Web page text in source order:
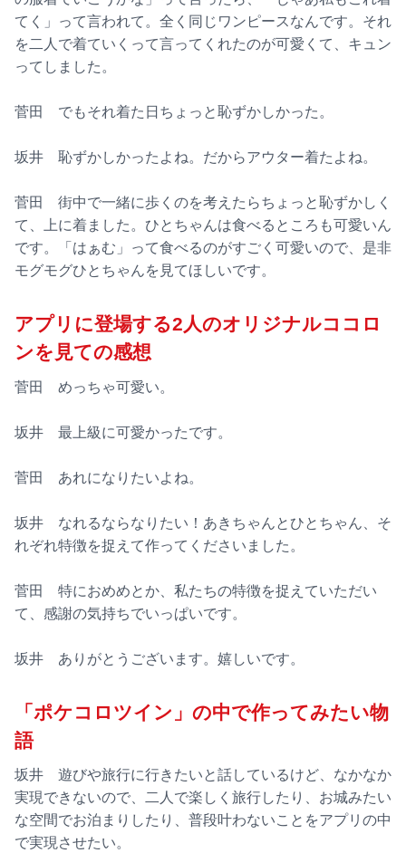
てく」って言われて。全く同じワンピースなんです。それ
を二人で着ていくって言ってくれたのが可愛くて、キュン
ってしました。
菅田 でもそれ着た日ちょっと恥ずかしかった。
坂井 恥ずかしかったよね。だからアウター着たよね。
菅田 街中で一緒に歩くのを考えたらちょっと恥ずかしく
て、上に着ました。ひとちゃんは食べるところも可愛いん
です。「はぁむ」って食べるのがすごく可愛いので、是非
モグモグひとちゃんを見てほしいです。
アプリに登場する2人のオリジナルココロ
ンを見ての感想
菅田 めっちゃ可愛い。
坂井 最上級に可愛かったです。
菅田 あれになりたいよね。
坂井 なれるならなりたい！あきちゃんとひとちゃん、そ
れぞれ特徴を捉えて作ってくださいました。
菅田 特におめめとか、私たちの特徴を捉えていただい
て、感謝の気持ちでいっぱいです。
坂井 ありがとうございます。嬉しいです。
「ポケコロツイン」の中で作ってみたい物
語
坂井 遊びや旅行に行きたいと話しているけど、なかなか
実現できないので、二人で楽しく旅行したり、お城みたい
な空間でお泊まりしたり、普段叶わないことをアプリの中
で実現させたい。